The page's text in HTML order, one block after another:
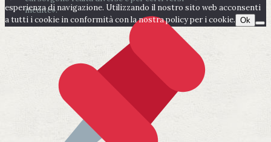
inedite».
esperienza di navigazione. Utilizzando il nostro sito web acconsenti
a tutti i cookie in conformità con la nostra policy per i cookie. Ok